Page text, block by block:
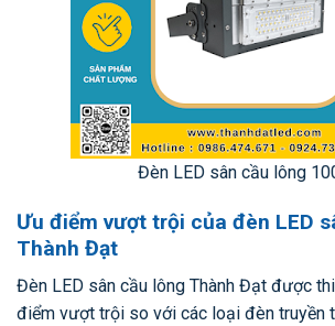
Đèn LED sân cầu lông
Ưu điểm vượt trội của đèn LED
Thành Đạt
Đèn LED sân cầu lông Thành Đạt được
điểm vượt trội so với các loại đèn truyền